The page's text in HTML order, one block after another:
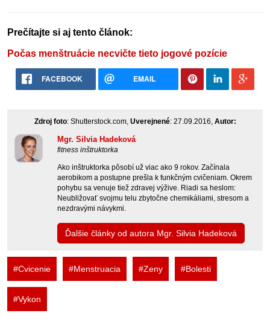
Prečítajte si aj tento článok:
Počas menštruácie necvičte tieto jogové pozície
FACEBOOK EMAIL
Zdroj foto: Shutterstock.com, Uverejnené: 27.09.2016, Autor:
Mgr. Silvia Hadeková
fitness inštruktorka
Ako inštruktorka pôsobí už viac ako 9 rokov. Začínala
aerobikom a postupne prešla k funkčným cvičeniam. Okrem
pohybu sa venuje tiež zdravej výžive. Riadi sa heslom:
Neubližovať svojmu telu zbytočne chemikáliami, stresom a
nezdravými návykmi.
Ďalšie články od autora Mgr. Silvia Hadeková
#Cvicenie #Menstruacia #Zeny #Bolesti
#Vykon